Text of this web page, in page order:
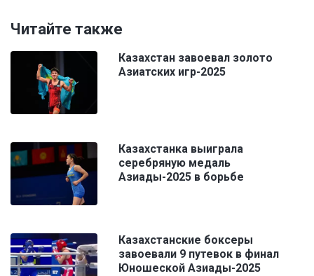
Читайте также
Казахстан завоевал золото
Азиатских игр-2025
Казахстанка выиграла
серебряную медаль
Азиады-2025 в борьбе
Казахстанские боксеры
завоевали 9 путевок в финал
Юношеской Азиады-2025